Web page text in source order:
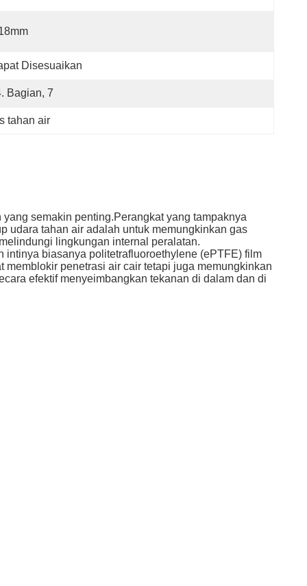
Disesuaikan
Bagian, 7
tahan air
semakin penting.Perangkat yang tampaknya
udara tahan air adalah untuk memungkinkan gas
lingkungan internal peralatan.
biasanya politetrafluoroethylene (ePTFE) film
penetrasi air cair tetapi juga memungkinkan
efektif menyeimbangkan tekanan di dalam dan di